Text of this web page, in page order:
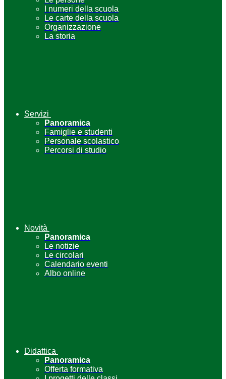
I numeri della scuola
Le carte della scuola
Organizzazione
La storia
Servizi
Panoramica
Famiglie e studenti
Personale scolastico
Percorsi di studio
Novità
Panoramica
Le notizie
Le circolari
Calendario eventi
Albo online
Didattica
Panoramica
Offerta formativa